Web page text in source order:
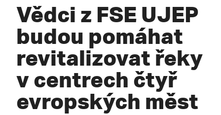
Vědci z FSE UJEP
budou pomáhat
revitalizovat řeky
v centrech čtyř
evropských měst